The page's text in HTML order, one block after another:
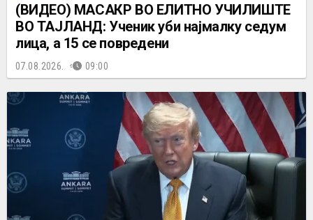
(ВИДЕО) МАСАКР ВО ЕЛИТНО УЧИЛИШТЕ
ВО ТАЈЛАНД: Ученик уби најмалку седум
лица, а 15 се повредени
07.08.2026. 09:00